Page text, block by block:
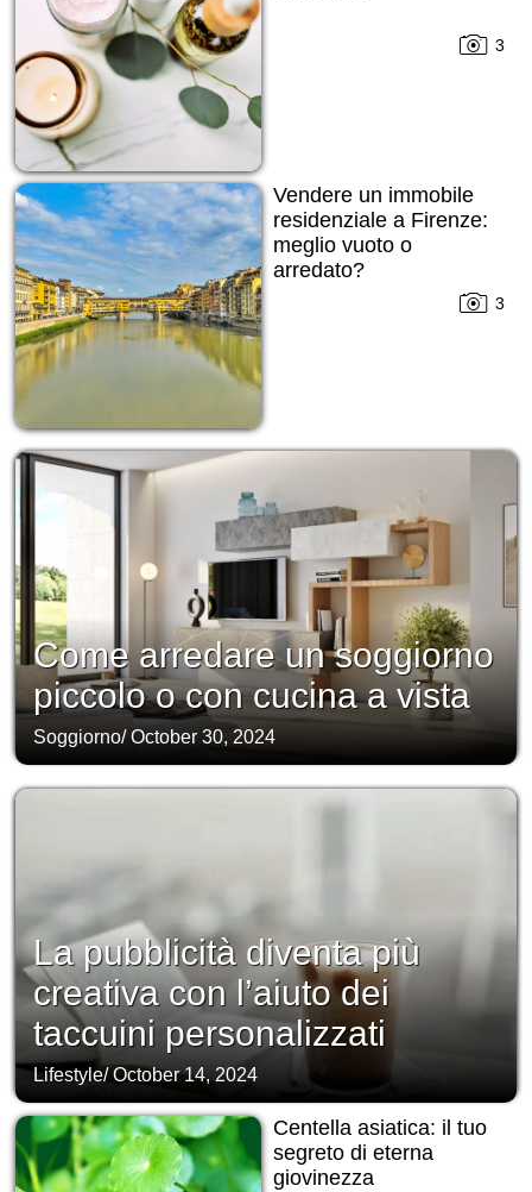
3
Vendere un immobile
residenziale a Firenze:
meglio vuoto o
arredato?
3
Come arredare un soggiorno
piccolo o con cucina a vista
Soggiorno/October 30, 2024
La pubblicità diventa più
creativa con l’aiuto dei
taccuini personalizzati
Lifestyle/October 14, 2024
Centella asiatica: il tuo
segreto di eterna
giovinezza